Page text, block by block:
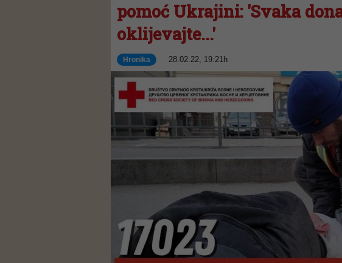
pomoć Ukrajini: 'Svaka
oklijevajte...'
Hronika 28.02.22, 19:21h